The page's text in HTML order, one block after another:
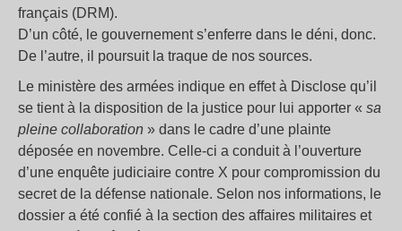
français (DRM).
D’un côté, le gouvernement s’enferre dans le déni, donc.
De l’autre, il poursuit la traque de nos sources.
Le ministère des armées indique en effet à Disclose qu’il
se tient à la disposition de la justice pour lui apporter « sa
pleine collaboration » dans le cadre d’une plainte
déposée en novembre. Celle-ci a conduit à l’ouverture
d’une enquête judiciaire contre X pour compromission du
secret de la défense nationale. Selon nos informations, le
dossier a été confié à la section des affaires militaires et